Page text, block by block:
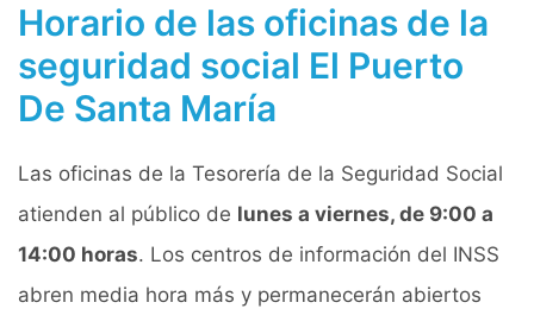
Horario de las oficinas de la
seguridad social El Puerto
De Santa María
Las oficinas de la Tesorería de la Seguridad Social
atienden al público de lunes a viernes, de 9:00 a
14:00 horas. Los centros de información del INSS
abren media hora más y permanecerán abiertos